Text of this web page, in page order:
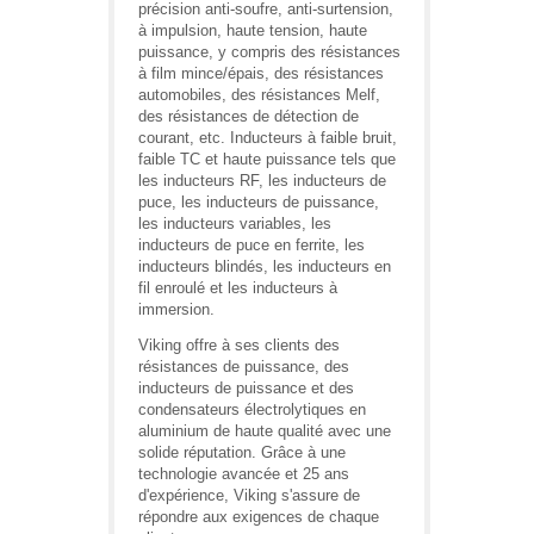
précision anti-soufre, anti-surtension,
à impulsion, haute tension, haute
puissance, y compris des résistances
à film mince/épais, des résistances
automobiles, des résistances Melf,
des résistances de détection de
courant, etc. Inducteurs à faible bruit,
faible TC et haute puissance tels que
les inducteurs RF, les inducteurs de
puce, les inducteurs de puissance,
les inducteurs variables, les
inducteurs de puce en ferrite, les
inducteurs blindés, les inducteurs en
fil enroulé et les inducteurs à
immersion.
Viking offre à ses clients des
résistances de puissance, des
inducteurs de puissance et des
condensateurs électrolytiques en
aluminium de haute qualité avec une
solide réputation. Grâce à une
technologie avancée et 25 ans
d'expérience, Viking s'assure de
répondre aux exigences de chaque